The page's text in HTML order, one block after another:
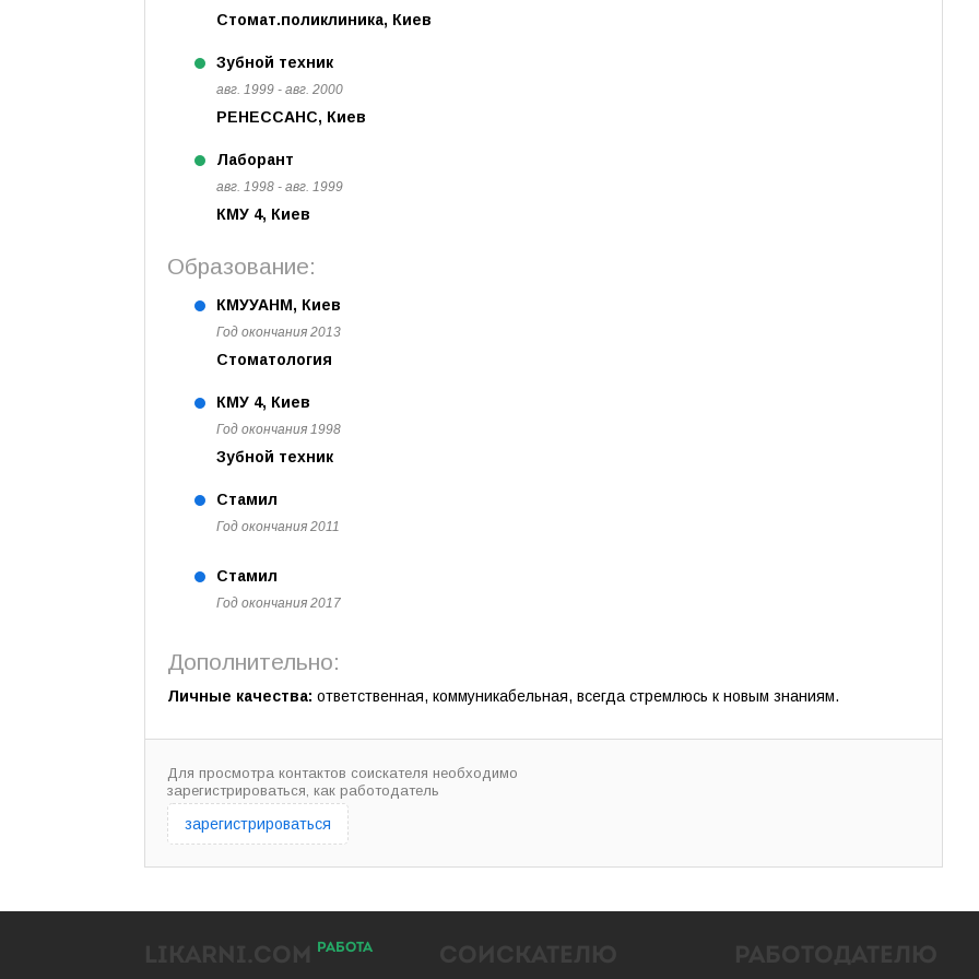
Стомат.поликлиника, Киев
Зубной техник
авг. 1999 - авг. 2000
РЕНЕССАНС, Киев
Лаборант
авг. 1998 - авг. 1999
КМУ 4, Киев
Образование:
КМУУАНМ, Киев
Год окончания 2013
Стоматология
КМУ 4, Киев
Год окончания 1998
Зубной техник
Стамил
Год окончания 2011
Стамил
Год окончания 2017
Дополнительно:
Личные качества: ответственная, коммуникабельная, всегда стремлюсь к новым знаниям.
Для просмотра контактов соискателя необходимо
зарегистрироваться, как работодатель
зарегистрироваться
РАБОТА